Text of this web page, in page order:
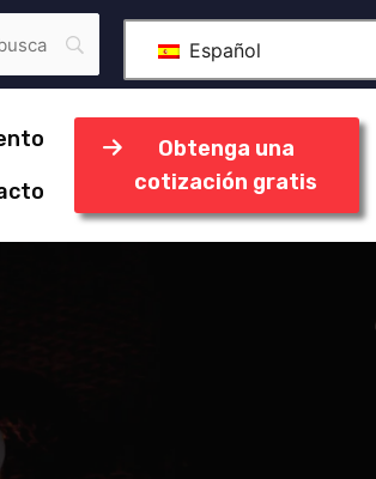
Español
Obtenga una
cotización gratis